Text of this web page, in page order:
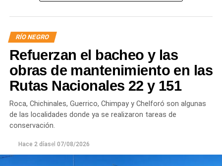
trabaja para sostener la producción de agua potable.
Por otra parte, en Gral. E. Godoy se registran valores de
turbiedad cercanos a 80 NTU, mientras que en
Chichinales rondan los 10 NTU. En ambos casos, las
plantas continúan funcionando con monitoreo
permanente.
Los equipos técnicos de Aguas Rionegrinas mantienen
un seguimiento constante de la evolución de la turbiedad
con las condiciones que presenta el río.
RÍO NEGRO
Refuerzan el bacheo y las
obras de mantenimiento en las
Rutas Nacionales 22 y 151
Roca, Chichinales, Guerrico, Chimpay y Chelforó son algunas
de las localidades donde ya se realizaron tareas de
conservación.
Hace 2 díasel 07/08/2026